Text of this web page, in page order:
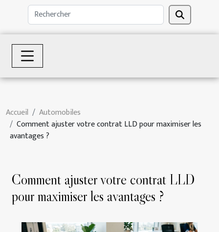
Accueil
Automobiles
Comment ajuster votre contrat LLD pour maximiser les
avantages ?
Comment ajuster votre contrat LLD
pour maximiser les avantages ?